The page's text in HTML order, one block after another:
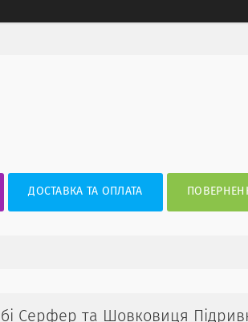
ДОСТАВКА ТА ОПЛАТА
Серфер та Шовковиця